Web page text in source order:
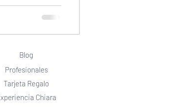
Blog
Profesionales
Tarjeta Regalo
Chiara